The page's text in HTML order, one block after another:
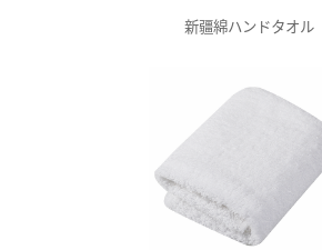
新疆綿ハンドタオル